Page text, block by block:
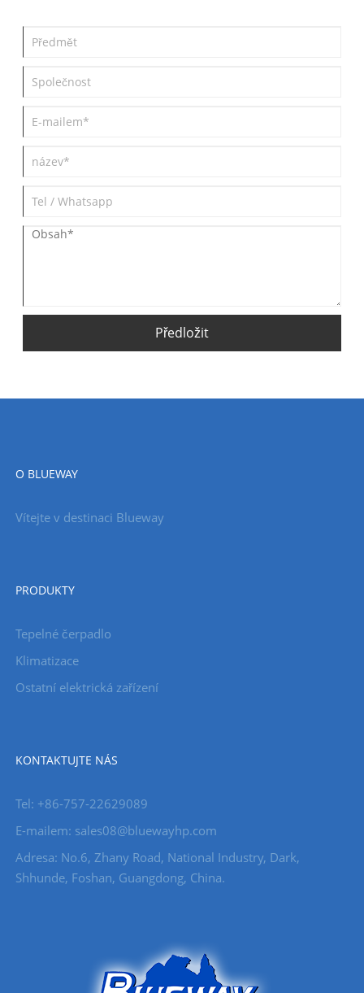
Předložit
O BLUEWAY
Vítejte v destinaci Blueway
PRODUKTY
Tepelné čerpadlo
Klimatizace
Ostatní elektrická zařízení
KONTAKTUJTE NÁS
Tel: +86-757-22629089
E-mailem: sales08@bluewayhp.com
Adresa: No.6, Zhany Road, National Industry, Dark,
Shhunde, Foshan, Guangdong, China.